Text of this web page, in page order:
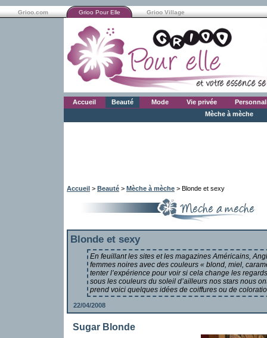
Grioo.com Grioo Pour Elle Grioo Village
Accueil Beauté Mode Vie privée
Mèche à mèche
Accueil > Beauté > Mèche à mèche > Blonde et sexy
Blonde et sexy
En feuillant les sites et les magazines Américains,
femmes noires avec des couleurs « blond, miel,
tenter l’expérience pour voir si cela change les
sous les couleurs du soleil d’ailleurs nos stars nous
prend voici quelques idées de coiffures ou de
22/04/2008
Sugar Blonde